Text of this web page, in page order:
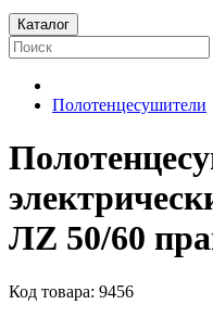
Каталог
Полотенцесушители
ЛZ 50/60
Код товара: 9456